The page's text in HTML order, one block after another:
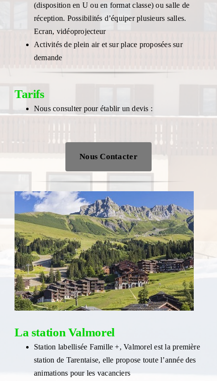
(disposition en U ou en format classe) ou salle de
réception. Possibilités d’équiper plusieurs salles.
Ecran, vidéoprojecteur
Activités de plein air et sur place proposées sur
demande
Tarifs
Nous consulter pour établir un devis :
Nous Contacter
La station Valmorel
Station labellisée Famille +, Valmorel est la première
station de Tarentaise, elle propose toute l’année des
animations pour les vacanciers